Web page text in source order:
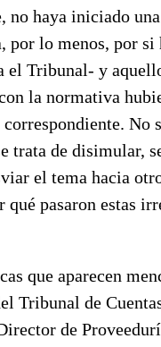
no haya iniciado
por lo menos, por si
el Tribunal- y
la normativa
No
trata de disimular,
el tema hacia
qué pasaron estas
que aparecen
Tribunal de
de